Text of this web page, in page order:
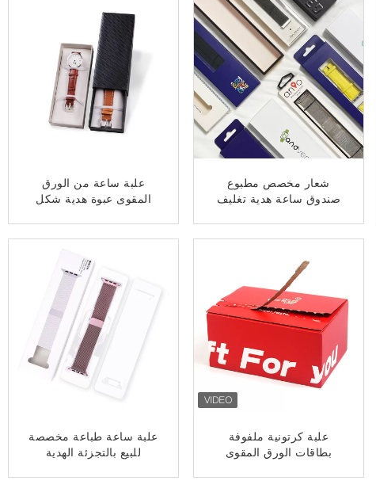
علبة ساعة من الورق
المقوى عبوة هدية شكل
ﺎﺘﺼﻟ ﺍﻶﻧ
شعار مخصص مطبوع
صندوق ساعة هدية تغليف
ﺎﺘﺼﻟ ﺍﻶﻧ
علبة ساعة طباعة مخصصة
للبيع بالتجزئة الهدية
علبة كرتونية ملفوفة
بطاقات الورق المقوى